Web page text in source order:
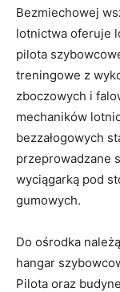
Bezmiechowej
lotnictwa oferuje
pilota
treningowe z
zboczowych i
mechaników
bezzałogowych
przeprowadzane
wyciągarką pod
gumowych.
Do ośrodka
hangar
Pilota oraz